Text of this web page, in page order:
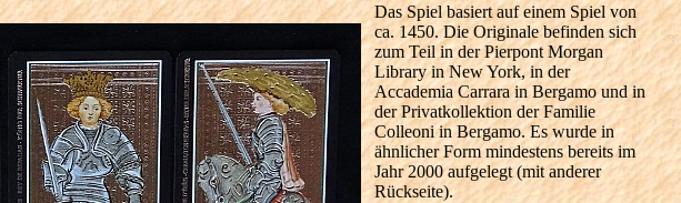
Das Spiel basiert auf einem Spiel von
ca. 1450. Die Originale befinden sich
zum Teil in der Pierpont Morgan
Library in New York, in der
Accademia Carrara in Bergamo und in
der Privatkollektion der Familie
Colleoni in Bergamo. Es wurde in
ähnlicher Form mindestens bereits im
Jahr 2000 aufgelegt (mit anderer
Rückseite).